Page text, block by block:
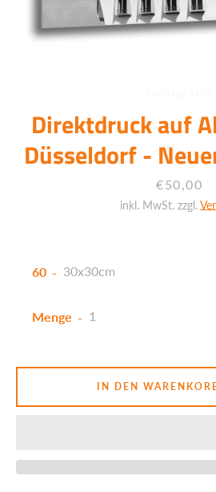
Direktdruck auf
Düsseldorf -
Preis
€50,00
inkl. MwSt. zzgl.
60
Menge
IN DEN